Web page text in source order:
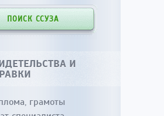
ПОИСК ССУЗА
И
грамоты